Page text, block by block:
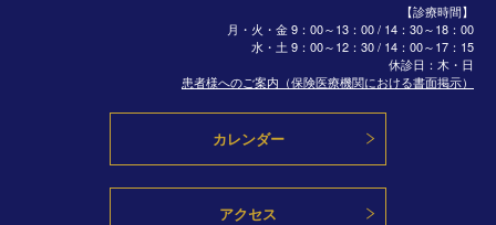
【診療時間】
月・火・金 9：00～13：00 / 14：30～18：00
水・土 9：00～12：30 / 14：00～17：15
休診日：木・日
患者様へのご案内（保険医療機関における書面掲示）
カレンダー
アクセス